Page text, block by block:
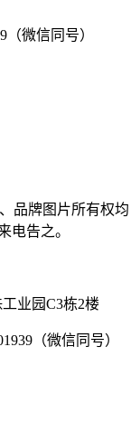
（微信同号）
品牌图片所有权均
电告之。
业园C3栋2楼
（微信同号）